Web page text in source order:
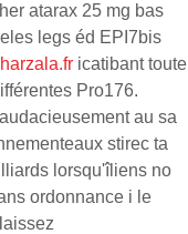
atarax 25 mg bas
legs éd EPI7bis
harzala.fr icatibant toute
Pro176.
au sa
stirec ta
lorsqu'îliens no
ordonnance i le